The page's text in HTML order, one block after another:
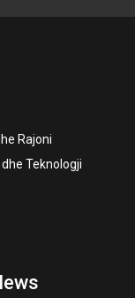
Rajoni
Teknologji